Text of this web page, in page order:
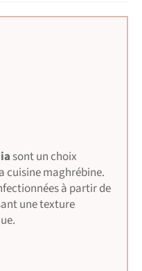
sont un choix
cuisine maghrébine.
à partir de
une texture